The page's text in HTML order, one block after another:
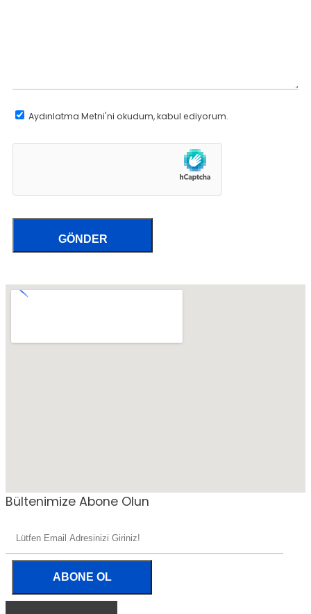
Aydınlatma Metni'ni okudum, kabul ediyorum.
Bültenimize Abone Olun